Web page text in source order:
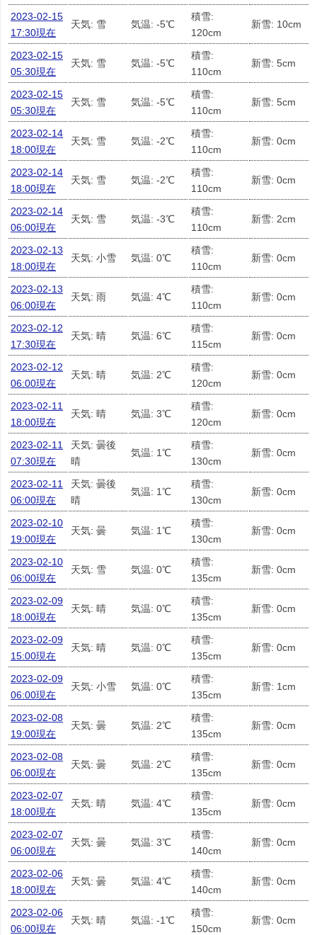
2023-02-15
17:30現在
天気: 雪 気温: -5℃
積雪:
120cm
新雪: 10cm
2023-02-15
05:30現在
天気: 雪 気温: -5℃
積雪:
110cm
新雪: 5cm
2023-02-15
05:30現在
天気: 雪 気温: -5℃
積雪:
110cm
新雪: 5cm
2023-02-14
18:00現在
天気: 雪 気温: -2℃
積雪:
110cm
新雪: 0cm
2023-02-14
18:00現在
天気: 雪 気温: -2℃
積雪:
110cm
新雪: 0cm
2023-02-14
06:00現在
天気: 雪 気温: -3℃
積雪:
110cm
新雪: 2cm
2023-02-13
18:00現在
天気: 小雪 気温: 0℃
積雪:
110cm
新雪: 0cm
2023-02-13
06:00現在
天気: 雨 気温: 4℃
積雪:
110cm
新雪: 0cm
2023-02-12
17:30現在
天気: 晴 気温: 6℃
積雪:
115cm
新雪: 0cm
2023-02-12
06:00現在
天気: 晴 気温: 2℃
積雪:
120cm
新雪: 0cm
2023-02-11
18:00現在
天気: 晴 気温: 3℃
積雪:
120cm
新雪: 0cm
2023-02-11
07:30現在
天気: 曇後
晴
気温: 1℃
積雪:
130cm
新雪: 0cm
2023-02-11
06:00現在
天気: 曇後
晴
気温: 1℃
積雪:
130cm
新雪: 0cm
2023-02-10
19:00現在
天気: 曇 気温: 1℃
積雪:
130cm
新雪: 0cm
2023-02-10
06:00現在
天気: 雪 気温: 0℃
積雪:
135cm
新雪: 0cm
2023-02-09
18:00現在
天気: 晴 気温: 0℃
積雪:
135cm
新雪: 0cm
2023-02-09
15:00現在
天気: 晴 気温: 0℃
積雪:
135cm
新雪: 0cm
2023-02-09
06:00現在
天気: 小雪 気温: 0℃
積雪:
135cm
新雪: 1cm
2023-02-08
19:00現在
天気: 曇 気温: 2℃
積雪:
135cm
新雪: 0cm
2023-02-08
06:00現在
天気: 曇 気温: 2℃
積雪:
135cm
新雪: 0cm
2023-02-07
18:00現在
天気: 晴 気温: 4℃
積雪:
135cm
新雪: 0cm
2023-02-07
06:00現在
天気: 曇 気温: 3℃
積雪:
140cm
新雪: 0cm
2023-02-06
18:00現在
天気: 曇 気温: 4℃
積雪:
140cm
新雪: 0cm
2023-02-06
06:00現在
天気: 晴 気温: -1℃
積雪:
150cm
新雪: 0cm